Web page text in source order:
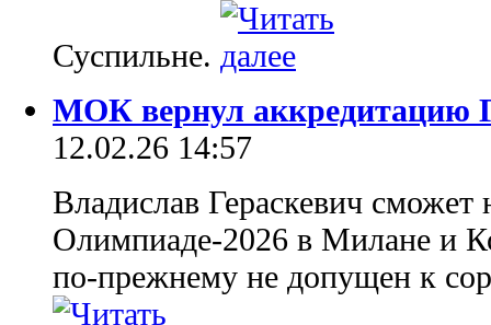
Суспильне.
МОК вернул аккредитацию
12.02.26 14:57
Владислав Гераскевич сможет
Олимпиаде-2026 в Милане и
по-прежнему не допущен к